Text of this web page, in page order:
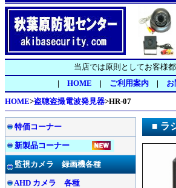
当店では原則としてお客様
| HOME | ご利用案内|
HOME>盗聴盗撮電波発見器>HR-07
特価コーナー
新製品コーナー
監視カメラ 録画機各種
AHD カメラ 各種
■ ラジ